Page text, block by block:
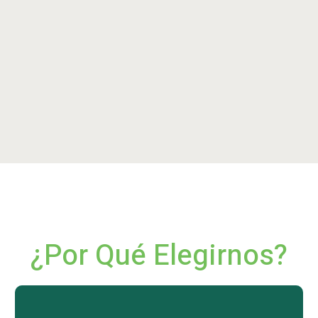
¿Por Qué Elegirnos?